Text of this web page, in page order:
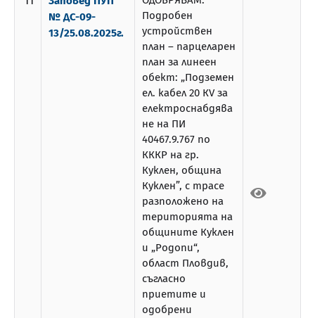
№ ДС-09-
13/25.08.2025г.
Подробен
устройствен
план – парцеларен
план за линеен
обект: „Подземен
ел. кабел 20 КV за
електроснабдява
не на ПИ
40467.9.767 по
КККР на гр.
Куклен, община
Куклен”, с трасе
разположено на
територията на
общините Куклен
и „Родопи“,
област Пловдив,
съгласно
приетите и
одобрени